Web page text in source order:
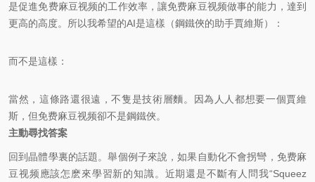
是促進免费麻豆视频的工作效率，讓免费麻豆视频做事的能力，達到
更高的高度。所以我希望的AI是這樣（鋼鐵俠的助手賈維斯）：
而不是這樣：
當然，這條路還很遠，不隻是技術層麵。因為人人都想要一個賈維
斯，但免费麻豆视频卻不是鋼鐵俠。
主動尋找答案
回到晶體學裏的話題。舉個例子來說，如果自動化不會拐彎，免费麻
豆视频應該怎麽來學習新的知識。近期還是不斷有人問我“Squeez